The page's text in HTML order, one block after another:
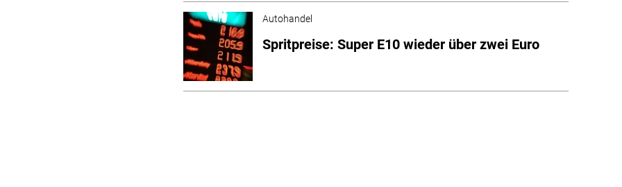
Autohandel
Spritpreise: Super E10 wieder über zwei Euro